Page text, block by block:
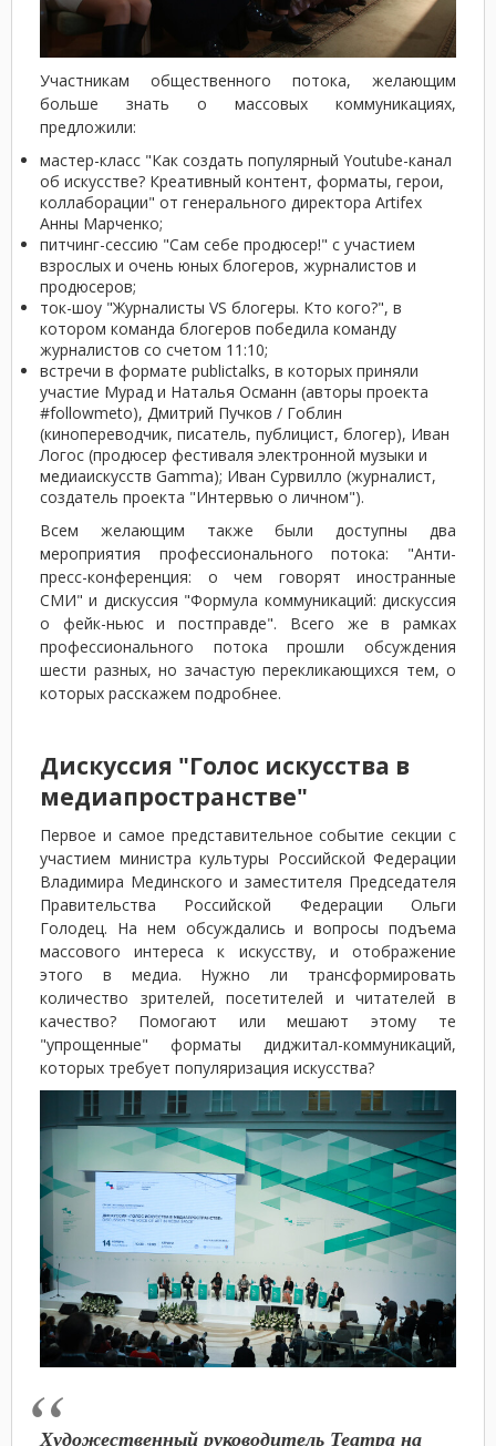
Участникам общественного потока, желающим
больше знать о массовых коммуникациях,
предложили:
мастер-класс "Как создать популярный Youtube-канал
об искусстве? Креативный контент, форматы, герои,
коллаборации" от генерального директора Artifex
Анны Марченко;
питчинг-сессию "Сам себе продюсер!" с участием
взрослых и очень юных блогеров, журналистов и
продюсеров;
ток-шоу "Журналисты VS блогеры. Кто кого?", в
котором команда блогеров победила команду
журналистов со счетом 11:10;
встречи в формате publictalks, в которых приняли
участие Мурад и Наталья Османн (авторы проекта
#followmeto), Дмитрий Пучков / Гоблин
(кинопереводчик, писатель, публицист, блогер), Иван
Логос (продюсер фестиваля электронной музыки и
медиаискусств Gamma); Иван Сурвилло (журналист,
создатель проекта "Интервью о личном").
Всем желающим также были доступны два
мероприятия профессионального потока: "Анти-
пресс-конференция: о чем говорят иностранные
СМИ" и дискуссия "Формула коммуникаций: дискуссия
о фейк-ньюс и постправде". Всего же в рамках
профессионального потока прошли обсуждения
шести разных, но зачастую перекликающихся тем, о
которых расскажем подробнее.
Дискуссия "Голос искусства в
медиапространстве"
Первое и самое представительное событие секции с
участием министра культуры Российской Федерации
Владимира Мединского и заместителя Председателя
Правительства Российской Федерации Ольги
Голодец. На нем обсуждались и вопросы подъема
массового интереса к искусству, и отображение
этого в медиа. Нужно ли трансформировать
количество зрителей, посетителей и читателей в
качество? Помогают или мешают этому те
"упрощенные" форматы диджитал-коммуникаций,
которых требует популяризация искусства?
Художественный руководитель Театра на